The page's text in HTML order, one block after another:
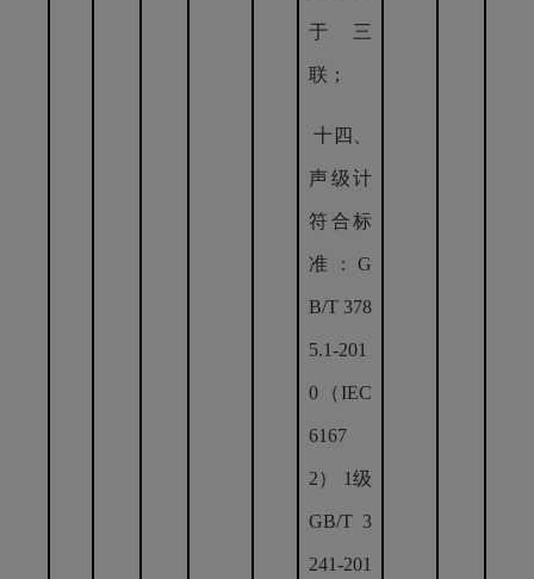
于三
联；
十四、
声级计
符合标
准：G
B/T 378
5.1-201
0（IEC
6167
2） 1级
GB/T 3
241-201